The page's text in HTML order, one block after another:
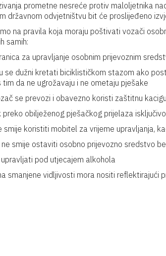
prometne nesreće protiv maloljetnika
državnom odvjetništvu bit će proslijeđeno
na pravila koja moraju poštivati vozači
samih:
za upravljanje osobnim prijevoznim
se dužni kretati biciklističkom stazom ako
tim da ne ugrožavaju i ne ometaju pješake
se prevozi i obavezno koristi zaštitnu
preko obilježenog pješačkog prijelaza
smije koristiti mobitel za vrijeme upravljanja,
smije ostaviti osobno prijevozno sredstvo
pod utjecajem alkohola
smanjene vidljivosti mora nositi reflektirajući